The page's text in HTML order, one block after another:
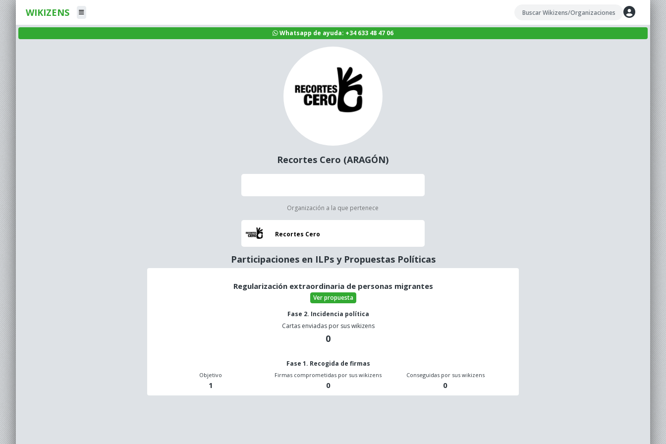
WIKIZENS
Whatsapp de ayuda: +34 633 48 47 06
Recortes Cero (ARAGÓN)
Organización a la que pertenece
Recortes Cero
Participaciones en ILPs y Propuestas Políticas
Regularización extraordinaria de personas migrantes
Ver propuesta
Fase 2. Incidencia política
Cartas enviadas por sus wikizens
0
Fase 1. Recogida de firmas
Objetivo
1
Firmas comprometidas por sus wikizens
0
Conseguidas por sus wikizens
0